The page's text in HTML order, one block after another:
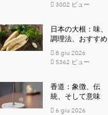
3002 ビュー
日本の大根：味、
調理法、おすすめ
8 giu 2026
5362 ビュー
香道：象徴、伝
統、そして意味
6 giu 2026